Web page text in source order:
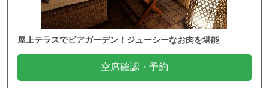
屋上テラスでビアガーデン！ジューシーなお肉を堪能
空席確認・予約